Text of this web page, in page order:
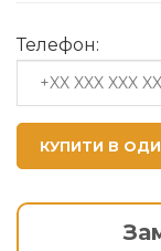
Телефон:
КУПИТИ В